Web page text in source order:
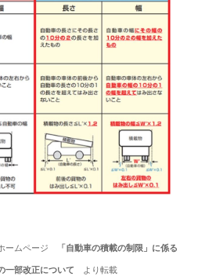
ームページ 「自動車の積載の制限」に係る
一部改正について より転載